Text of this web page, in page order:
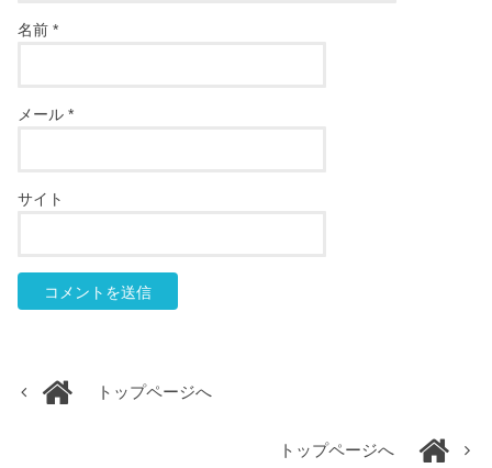
名前*
メール*
サイト
トップページへ
トップページへ